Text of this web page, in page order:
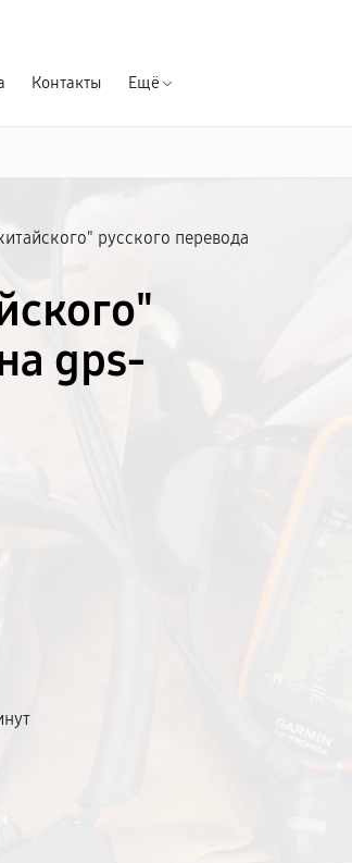
Контакты Ещё
русского перевода
gps-